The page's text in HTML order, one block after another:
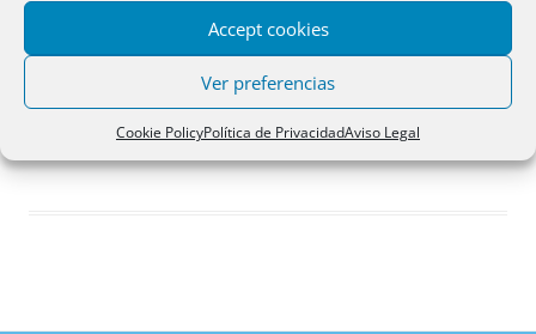
Accept cookies
Ver preferencias
Cookie PolicyPolítica de PrivacidadAviso Legal
Acceder
Registro
¿Has olvidado tu contraseña?